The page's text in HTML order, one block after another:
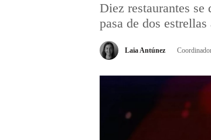
Diez restaurantes
pasa de dos estrellas
Laia Antúnez